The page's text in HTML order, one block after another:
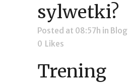
sylwetki?
Posted at 08:57h in Blog
0 Likes
Trening